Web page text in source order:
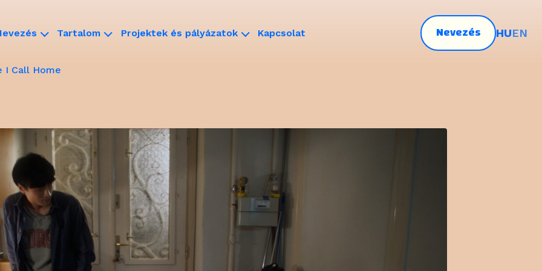
Tartalom Projektek és pályázatok Kapcsolat Nevezés HUEN
I Call Home